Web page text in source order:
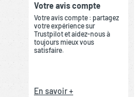
Votre avis compte
Votre avis compte : partagez
votre expérience sur
Trustpilot et aidez-nous à
toujours mieux vous
satisfaire.
En savoir +